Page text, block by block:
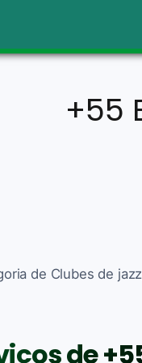
+55
de Clubes de
de